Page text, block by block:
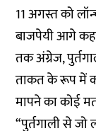
11 अगस्त को
बाजपेयी आगे
तक अंग्रेज,
ताकत के रूप में
मापने का कोई
“पुर्तगाली से